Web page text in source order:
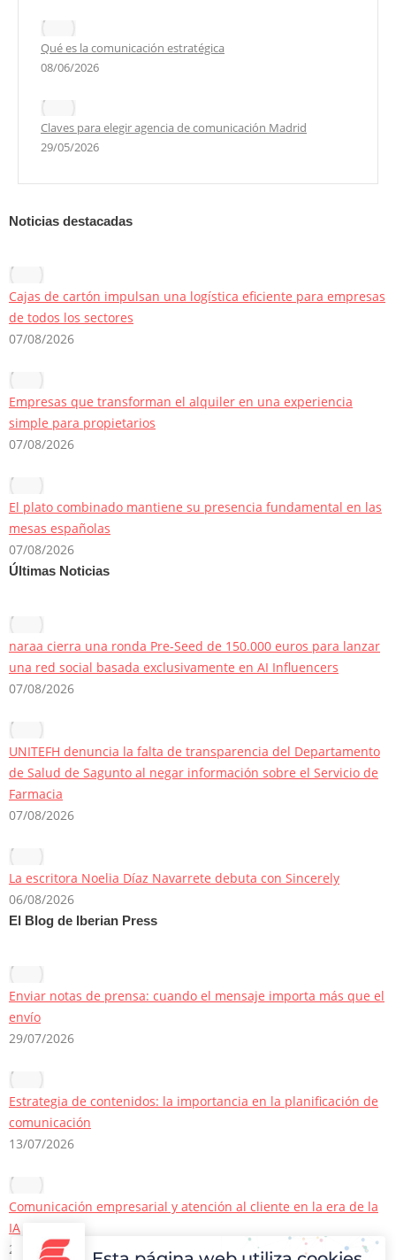
Qué es la comunicación estratégica
08/06/2026
Claves para elegir agencia de comunicación Madrid
29/05/2026
Noticias destacadas
Cajas de cartón impulsan una logística eficiente para empresas
de todos los sectores
07/08/2026
Empresas que transforman el alquiler en una experiencia
simple para propietarios
07/08/2026
El plato combinado mantiene su presencia fundamental en las
mesas españolas
07/08/2026
Últimas Noticias
naraa cierra una ronda Pre-Seed de 150.000 euros para lanzar
una red social basada exclusivamente en AI Influencers
07/08/2026
UNITEFH denuncia la falta de transparencia del Departamento
de Salud de Sagunto al negar información sobre el Servicio de
Farmacia
07/08/2026
La escritora Noelia Díaz Navarrete debuta con Sincerely
06/08/2026
El Blog de Iberian Press
Enviar notas de prensa: cuando el mensaje importa más que el
envío
29/07/2026
Estrategia de contenidos: la importancia en la planificación de
comunicación
13/07/2026
Comunicación empresarial y atención al cliente en la era de la
IA
22/06/2026